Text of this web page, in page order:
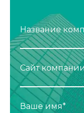
Название
Сайт
Ваше имя*